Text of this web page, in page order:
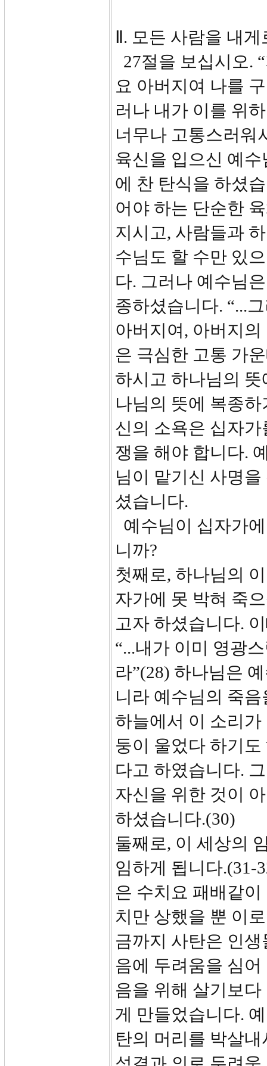
Ⅱ. 모든 사람을 내
27절을 보십시오.
요 아버지여 나를
러나 내가 이를 위
너무나 고통스러워
육신을 입으신 예
에 찬 탄식을 하셨
어야 하는 단순한
지시고, 사람들과
수님도 할 수만 있
다. 그러나 예수님
종하셨습니다. “...
아버지여, 아버지
은 극심한 고통 가
하시고 하나님의
나님의 뜻에 복종
신의 소욕은 십자
쟁을 해야 합니다.
님이 맡기신 사명
셨습니다.
예수님이 십자가
니까?
첫째로, 하나님의
자가에 못 박혀 죽
고자 하셨습니다.
“...내가 이미 영광
라”(28) 하나님은
니라 예수님의 죽
하늘에서 이 소리
둥이 울었다 하기
다고 하였습니다.
자신을 위한 것이
하셨습니다.(30)
둘째로, 이 세상의
임하게 됩니다.(31-
은 수치요 패배같
치만 상했을 뿐 이
금까지 사탄은 인
음에 두려움을 심
음을 위해 살기보
게 만들었습니다.
탄의 머리를 박살